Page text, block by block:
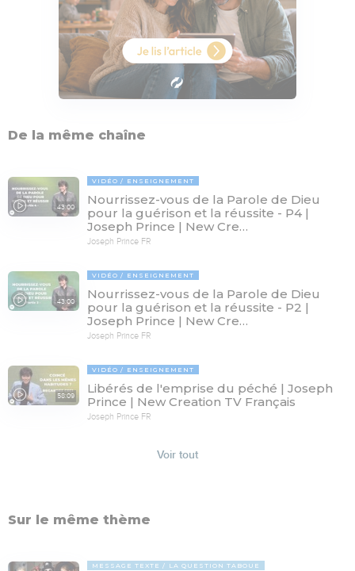
De la même chaîne
43:00
VIDÉO ENSEIGNEMENT
Nourrissez-vous de la Parole de Dieu
pour la guérison et la réussite - P4 |
Joseph Prince | New Cre…
Joseph Prince FR
43:00
VIDÉO ENSEIGNEMENT
Nourrissez-vous de la Parole de Dieu
pour la guérison et la réussite - P2 |
Joseph Prince | New Cre…
Joseph Prince FR
58:09
VIDÉO ENSEIGNEMENT
Libérés de l'emprise du péché | Joseph
Prince | New Creation TV Français
Joseph Prince FR
Voir tout
Sur le même thème
MESSAGE TEXTE LA QUESTION TABOUE